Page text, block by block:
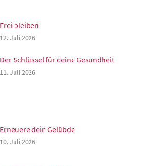
Frei bleiben
12. Juli 2026
Der Schlüssel für deine Gesundheit
11. Juli 2026
Erneuere dein Gelübde
10. Juli 2026